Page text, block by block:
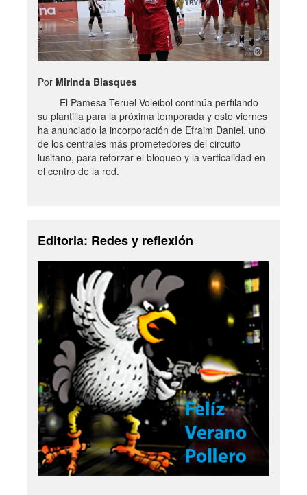
Por Mirinda Blasques
El Pamesa Teruel Voleibol continúa perfilando
su plantilla para la próxima temporada y este viernes
ha anunciado la incorporación de Efraim Daniel, uno
de los centrales más prometedores del circuito
lusitano, para reforzar el bloqueo y la verticalidad en
el centro de la red.
Editoria: Redes y reflexión